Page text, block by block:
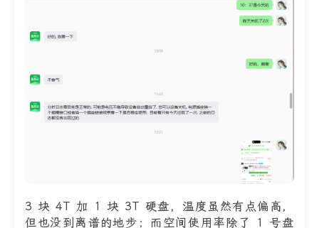
3 块 4T 加 1 块 3T 硬盘，温度虽然有点偏高，
但也没到离谱的地步；而空间使用率除了 1 号盘